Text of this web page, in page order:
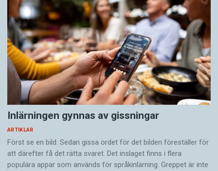
Inlärningen gynnas av gissningar
ARTIKLAR
Först se en bild. Sedan gissa ordet för det bilden föreställer för
att därefter få det rätta svaret. Det inslaget finns i flera
populära appar som används för språkinlärning. Greppet är inte